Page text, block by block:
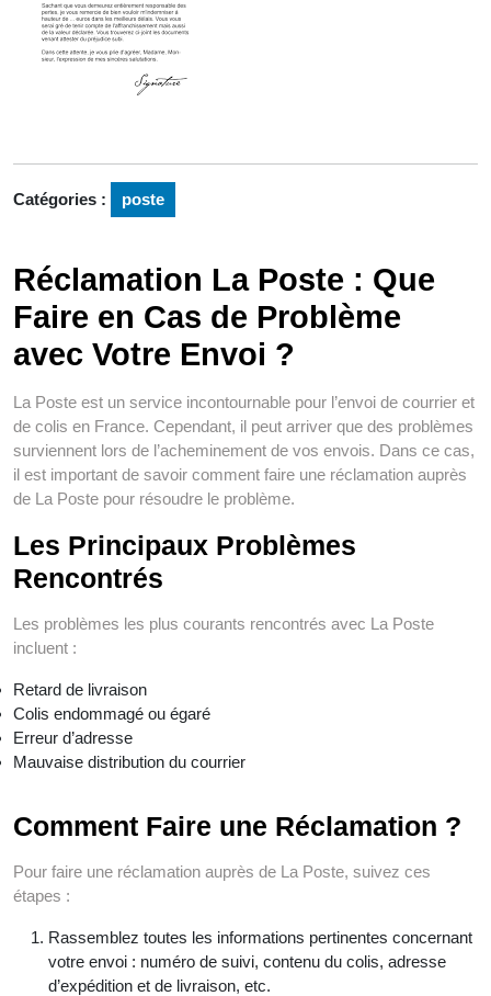
Catégories : poste
Réclamation La Poste : Que
Faire en Cas de Problème
avec Votre Envoi ?
La Poste est un service incontournable pour l’envoi de courrier et
de colis en France. Cependant, il peut arriver que des problèmes
surviennent lors de l’acheminement de vos envois. Dans ce cas,
il est important de savoir comment faire une réclamation auprès
de La Poste pour résoudre le problème.
Les Principaux Problèmes
Rencontrés
Les problèmes les plus courants rencontrés avec La Poste
incluent :
Retard de livraison
Colis endommagé ou égaré
Erreur d’adresse
Mauvaise distribution du courrier
Comment Faire une Réclamation ?
Pour faire une réclamation auprès de La Poste, suivez ces
étapes :
Rassemblez toutes les informations pertinentes concernant
votre envoi : numéro de suivi, contenu du colis, adresse
d’expédition et de livraison, etc.